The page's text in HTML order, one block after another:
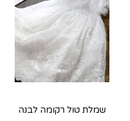
שמלת טול רקומה לבנה